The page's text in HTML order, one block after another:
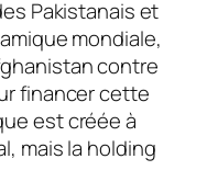
Pakistanais et
mondiale,
contre
financer cette
est créée à
mais la holding